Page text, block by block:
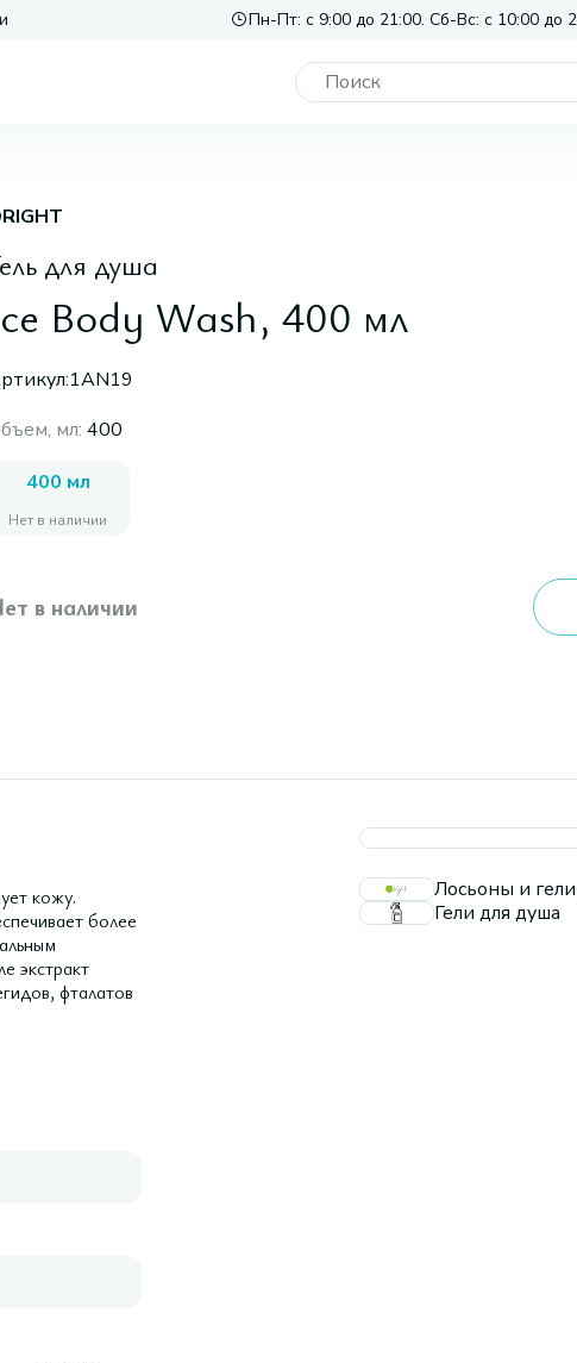
Пн-Пт: с 9:00 до 21:00. Сб-Вс: с 10:00 до
для душа
Body Wash, 400 мл
1AN19
мл: 400
400 мл
Нет в наличии
в наличии
кожу.
более
экстракт
фталатов
Лосьоны и
Гели для душа